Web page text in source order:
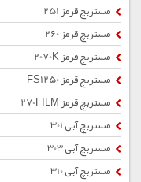
مستربچ قرمز 251
مستربچ قرمز 260
مستربچ قرمز 2070K
مستربچ قرمز FS1250
مستربچ قرمز 270FILM
مستربچ آبی 301
مستربچ آبی 303
مستربچ آبی 310